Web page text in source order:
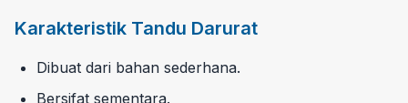
Karakteristik Tandu Darurat
Dibuat dari bahan sederhana.
Bersifat sementara.